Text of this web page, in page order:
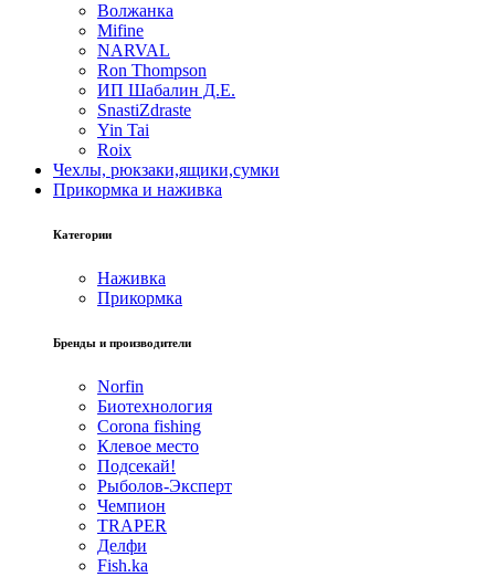
Волжанка
Mifine
NARVAL
Ron Thompson
ИП Шабалин Д.Е.
SnastiZdraste
Yin Tai
Roix
Чехлы, рюкзаки,ящики,сумки
Прикормка и наживка
Категории
Наживка
Прикормка
Бренды и производители
Norfin
Биотехнология
Corona fishing
Клевое место
Подсекай!
Рыболов-Эксперт
Чемпион
TRAPER
Делфи
Fish.ka